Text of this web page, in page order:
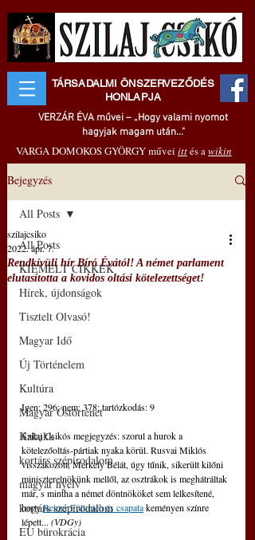
TÁRSADALMI ÖNSZERVEZŐDÉS
HONLAPJA
VERZÁR ÉVA művei – „Hogy valami nyomot
hagyjak magam után..."
VARGA DOMOKOS GYÖRGY művei ittés awikin
Bejegyzés
All Posts
KIEMELT CIKKEK
Hírek, újdonságok
Tisztelt Olvasó!
Magyar Idő
Új Történelem
Kultúra
Magyar Őstörténet
Kakukk
kortárs szépirodalom
magyar nyelv
kortárs szépirodalom
EU bürokrácia
All Posts
Rendkívüli hír Bíró Évától! A német parlament
elutasította a kovidos oltási kötelezettséget!
szilajcsiko
2022. ápr. 7.
Igen: 296; nem: 378; tartózkodás: 9
Szilaj Csikós megjegyzés: szorul a hurok a
kötelezőoltás-pártiak nyaka körül. Rusvai Miklós
visszakozott, Merkely Bélát, úgy tűnik, sikerült kilőni
miniszterelnökünk mellől, az osztrákok is meghátráltak
már, s mintha a német döntnököket sem lelkesítené,
hogy Reiner Füllmich és csapata keményen színre
lépett... (VDGy)